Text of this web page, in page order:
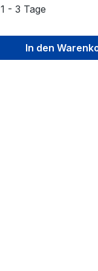
- 3 Tage
denIn den